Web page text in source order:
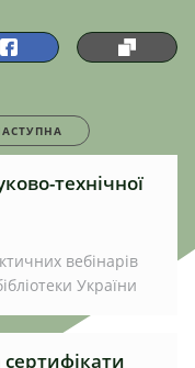
технічної
вебінарів
України